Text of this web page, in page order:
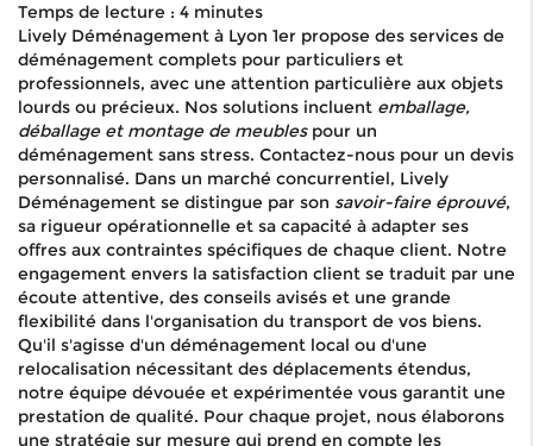
Temps de lecture : 4 minutes
Lively Déménagement à Lyon 1er propose des services de
déménagement complets pour particuliers et
professionnels, avec une attention particulière aux objets
lourds ou précieux. Nos solutions incluent emballage,
déballage et montage de meublespour un
déménagement sans stress. Contactez-nous pour un devis
personnalisé. Dans un marché concurrentiel, Lively
Déménagement se distingue par son savoir-faire éprouvé,
sa rigueur opérationnelle et sa capacité à adapter ses
offres aux contraintes spécifiques de chaque client. Notre
engagement envers la satisfaction client se traduit par une
écoute attentive, des conseils avisés et une grande
flexibilité dans l'organisation du transport de vos biens.
Qu'il s'agisse d'un déménagement local ou d'une
relocalisation nécessitant des déplacements étendus,
notre équipe dévouée et expérimentée vous garantit une
prestation de qualité. Pour chaque projet, nous élaborons
une stratégie sur mesure qui prend en compte les